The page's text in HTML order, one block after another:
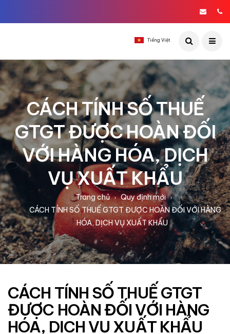
Tiếng Việt
CÁCH TÍNH SỐ THUẾ
GTGT ĐƯỢC HOÀN ĐỐI
VỚI HÀNG HÓA, DỊCH
VỤ XUẤT KHẨU
Trang chủ
Quy định mới
CÁCH TÍNH SỐ THUẾ GTGT ĐƯỢC HOÀN ĐỐI VỚI HÀNG
HÓA, DỊCH VỤ XUẤT KHẨU
CÁCH TÍNH SỐ THUẾ GTGT
ĐƯỢC HOÀN ĐỐI VỚI HÀNG
HÓA, DỊCH VỤ XUẤT KHẨU